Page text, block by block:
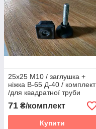
25х25 М10 / заглушка +
ніжка В-65 Д-40 / комплект
/для квадратної труби
71 ₴/комплект
Купити